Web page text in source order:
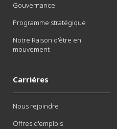
Gouvernance
Programme stratégique
Notre Raison d'être en
mouvement
Carrières
Nous rejoindre
Offres d'emplois